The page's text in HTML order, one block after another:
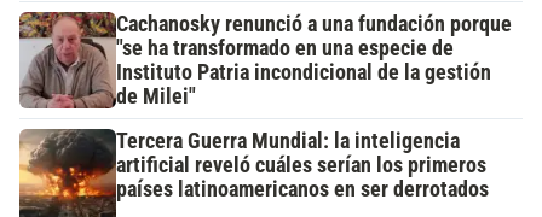
Cachanosky renunció a una fundación porque
"se ha transformado en una especie de
Instituto Patria incondicional de la gestión
de Milei"
Tercera Guerra Mundial: la inteligencia
artificial reveló cuáles serían los primeros
países latinoamericanos en ser derrotados